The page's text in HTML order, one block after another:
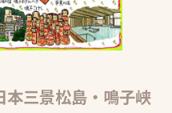
本三景松島・鳴子峡